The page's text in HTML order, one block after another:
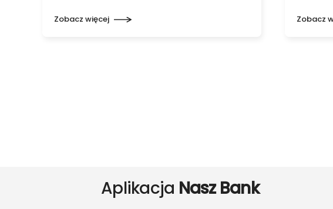
Zobacz więcej Zobacz
Aplikacja Nasz Bank